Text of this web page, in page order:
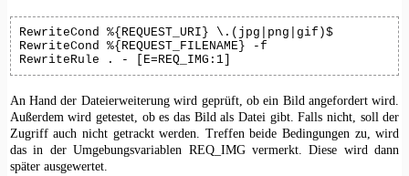
RewriteCond %{REQUEST_URI} \.(jpg|png|gif)$
RewriteCond %{REQUEST_FILENAME} -f
RewriteRule . - [E=REQ_IMG:1]
An Hand der Dateierweiterung wird geprüft, ob ein Bild angefordert wird.
Außerdem wird getestet, ob es das Bild als Datei gibt. Falls nicht, soll der
Zugriff auch nicht getrackt werden. Treffen beide Bedingungen zu, wird
das in der Umgebungsvariablen REQ_IMG vermerkt. Diese wird dann
später ausgewertet.